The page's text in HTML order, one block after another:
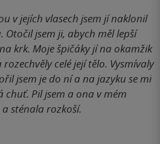
v jejích vlasech jsem jí naklonil
jsem ji, abych měl lepší
krk. Moje špičáky jí na okamžik
celé její tělo. Vysmívaly
jsem je do ní a na jazyku se mi
chuť. Pil jsem a ona v mém
sténala rozkoší.